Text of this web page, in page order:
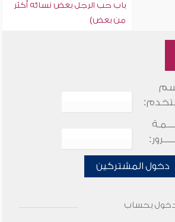
باب حب الرجل بعض نسائه أكثر
من بعض)
دخول المشتركين
بحساب